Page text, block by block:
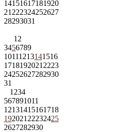
14151617181920
21 222324252627
28293031
1 2
3456789
10111213141516
1718192021 2223
24252627282930
31
1 234
567891011
12131415161718
192021 22232425
2627282930